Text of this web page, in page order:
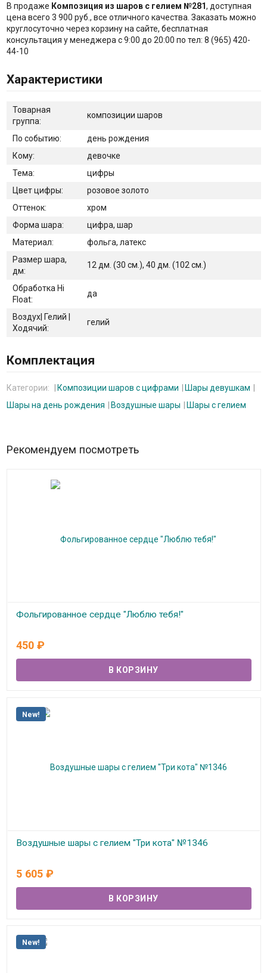
В продаже Композиция из шаров с гелием №281, доступная
цена всего 3 900 руб., все отличного качества. Заказать можно
круглосуточно через корзину на сайте, бесплатная
консультация у менеджера с 9:00 до 20:00 по тел: 8 (965) 420-
44-10
Характеристики
Товарная
группа:
композиции шаров
По событию:
день рождения
Кому:
девочке
Тема:
цифры
Цвет цифры:
розовое золото
Оттенок:
хром
Форма шара:
цифра, шар
Материал:
фольга, латекс
Размер шара,
дм:
12 дм. (30 см.), 40 дм. (102 см.)
Обработка Hi
Float:
да
Воздух| Гелий |
Ходячий:
гелий
Комплектация
Категории: Композиции шаров с цифрами
Шары девушкам
Шары на день рождения
Воздушные шары Шары с гелием
Рекомендуем посмотреть
Фольгированное сердце "Люблю тебя!"
450 ₽
New!
Воздушные шары с гелием "Три кота" №1346
5 605 ₽
New!